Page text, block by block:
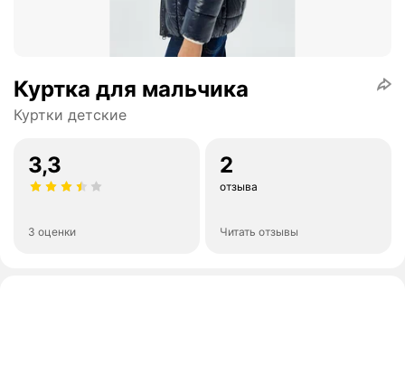
Куртка для мальчика
Куртки детские
3,3
3 оценки
2
отзыва
Читать отзывы